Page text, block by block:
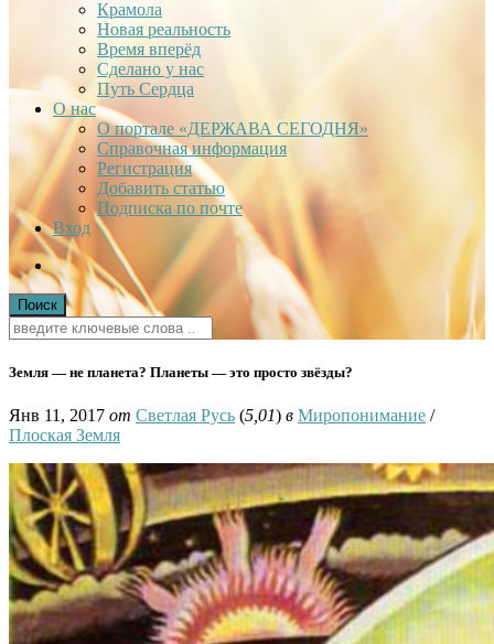
Крамола
Новая реальность
Время вперёд
Сделано у нас
Путь Сердца
О нас
О портале «ДЕРЖАВА СЕГОДНЯ»
Справочная информация
Регистрация
Добавить статью
Подписка по почте
Вход
Земля — не планета? Планеты — это просто звёзды?
Янв 11, 2017 от Светлая Русь (5,01) в Миропонимание /
Плоская Земля